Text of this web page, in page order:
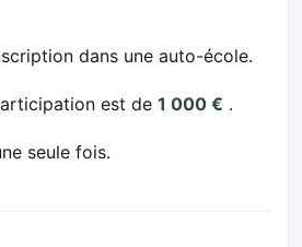
dans une auto-école.
est de 1 000 € .
seule fois.